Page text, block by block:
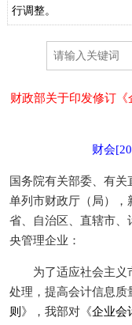
行调整。
财政部关于印发修订
财会
国务院有关部委、有
单列市财政厅（局），
省、自治区、直辖市、
央管理企业：
为了适应社会主义
处理，提高会计信息质
则 》，我部对《企业会